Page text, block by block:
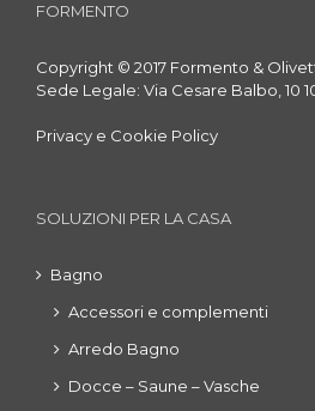
FORMENTO
Copyright © 2017 Formento &
Sede Legale: Via Cesare Balbo, 10
Privacy e Cookie Policy
SOLUZIONI PER LA CASA
Bagno
Accessori e complementi
Arredo Bagno
Docce – Saune – Vasche